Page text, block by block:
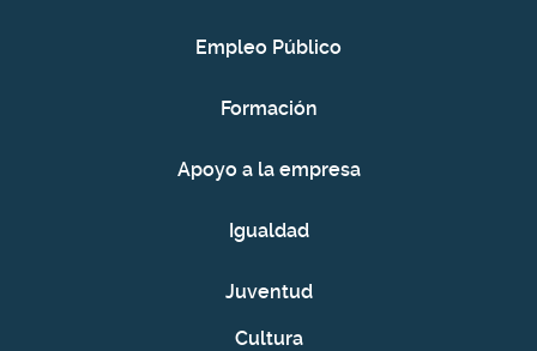
Empleo Público
Formación
Apoyo a la empresa
Igualdad
Juventud
Cultura